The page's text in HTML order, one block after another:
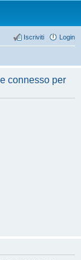
Login
Iscriviti
connesso per